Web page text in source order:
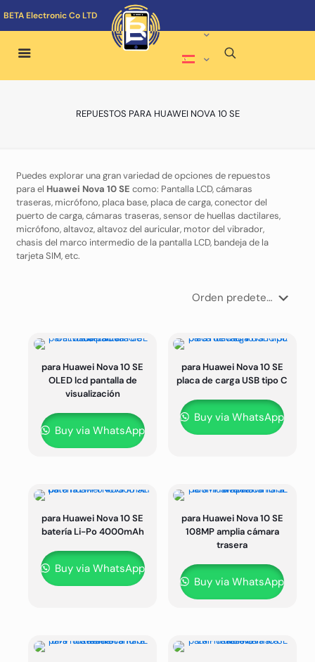
BETA Electronic Co LTD
REPUESTOS PARA HUAWEI NOVA 10 SE
Puedes explorar una gran variedad de opciones de repuestos
para el Huawei Nova 10 SE como: Pantalla LCD, cámaras
traseras, micrófono, placa base, placa de carga, conector del
puerto de carga, cámaras traseras, sensor de huellas dactilares,
micrófono, altavoz, altavoz del auricular, motor del vibrador,
chasis del marco intermedio de la pantalla LCD, bandeja de la
tarjeta SIM, etc.
para Huawei Nova 10 SE
OLED lcd pantalla de
visualización
Buy via WhatsApp
para Huawei Nova 10 SE
placa de carga USB tipo C
Buy via WhatsApp
para Huawei Nova 10 SE
batería Li-Po 4000mAh
Buy via WhatsApp
para Huawei Nova 10 SE
108MP amplia cámara
trasera
Buy via WhatsApp